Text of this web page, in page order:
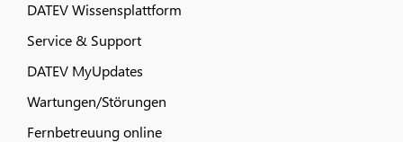
DATEV Wissensplattform
Service & Support
DATEV MyUpdates
Wartungen/Störungen
Fernbetreuung online